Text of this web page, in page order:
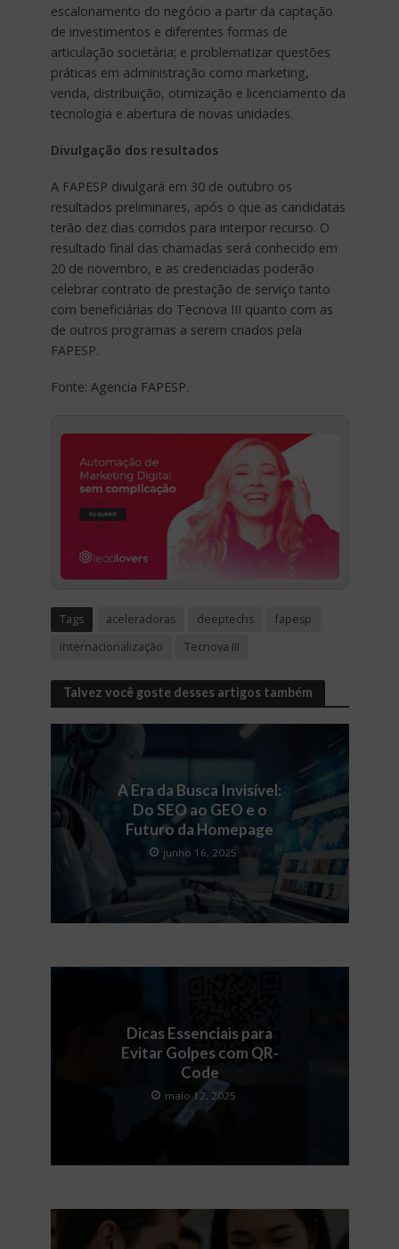
escalonamento do negócio a partir da captação
de investimentos e diferentes formas de
articulação societária; e problematizar questões
práticas em administração como marketing,
venda, distribuição, otimização e licenciamento da
tecnologia e abertura de novas unidades.
Divulgação dos resultados
A FAPESP divulgará em 30 de outubro os
resultados preliminares, após o que as candidatas
terão dez dias corridos para interpor recurso. O
resultado final das chamadas será conhecido em
20 de novembro, e as credenciadas poderão
celebrar contrato de prestação de serviço tanto
com beneficiárias do Tecnova III quanto com as
de outros programas a serem criados pela
FAPESP.
Fonte: Agencia FAPESP.
Tags aceleradoras deeptechs
fapesp
internacionalização
Tecnova III
Talvez você goste desses artigos também
A Era da Busca Invisível:
Do SEO ao GEO e o
Futuro da Homepage
junho 16, 2025
Dicas Essenciais para
Evitar Golpes com QR-
Code
maio 12, 2025